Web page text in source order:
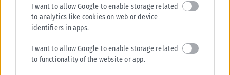
I want to allow Google to enable storage related
to analytics like cookies on web or device
identifiers in apps.
I want to allow Google to enable storage related
to functionality of the website or app.